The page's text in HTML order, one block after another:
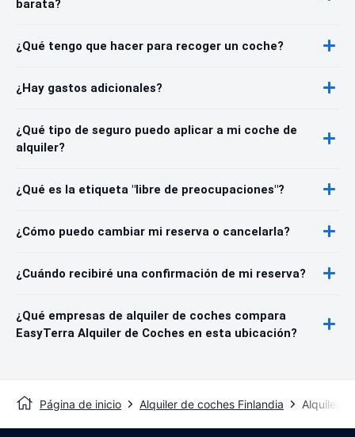
barata?
¿Qué tengo que hacer para recoger un coche?
¿Hay gastos adicionales?
¿Qué tipo de seguro puedo aplicar a mi coche de
alquiler?
¿Qué es la etiqueta "libre de preocupaciones"?
¿Cómo puedo cambiar mi reserva o cancelarla?
¿Cuándo recibiré una confirmación de mi reserva?
¿Qué empresas de alquiler de coches compara
EasyTerra Alquiler de Coches en esta ubicación?
Página de inicio Alquiler de coches Finlandia Alquiler